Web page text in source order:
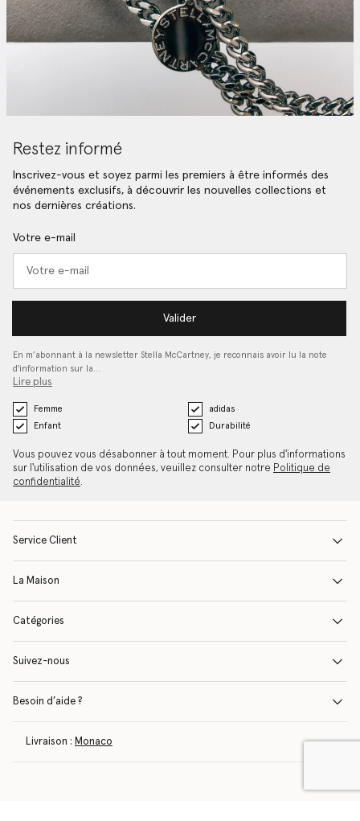
Restez informé
Inscrivez-vous et soyez parmi les premiers à être informés des
événements exclusifs, à découvrir les nouvelles collections et
nos dernières créations.
Votre e-mail
Valider
En m’abonnant à la newsletter Stella McCartney, je reconnais avoir lu la note
d'information sur la…
Lire plus
Femme
adidas
Enfant
Durabilité
Vous pouvez vous désabonner à tout moment. Pour plus d'informations
sur l'utilisation de vos données, veuillez consulter notre Politique de
confidentialité.
Service Client
La Maison
Catégories
Suivez-nous
Besoin d’aide ?
Livraison : Monaco